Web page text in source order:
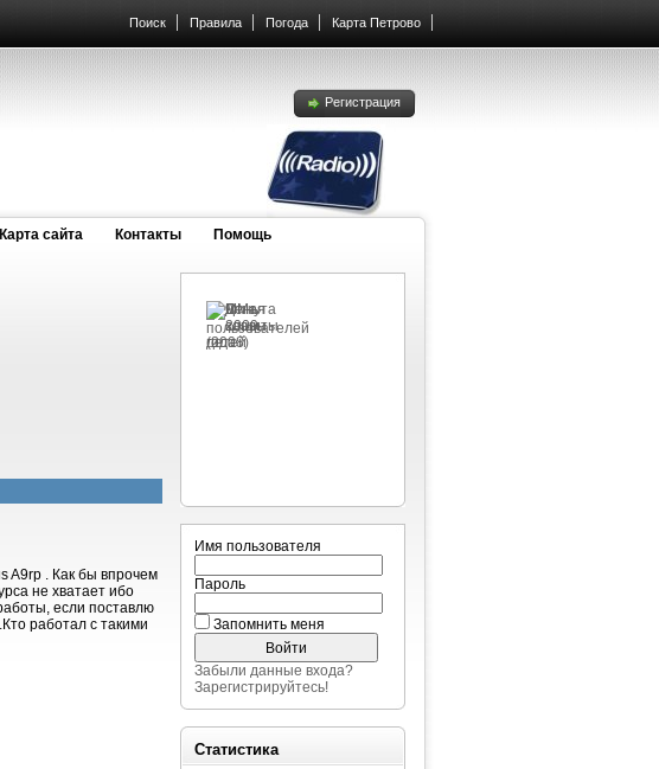
Поиск Правила Погода Карта Петрово
Регистрация
Карта сайта Контакты Помощь
A9rp . Как бы впрочем
не хватает ибо
если поставлю
работал с такими
Имя пользователя
Пароль
Запомнить меня
Забыли данные входа?
Зарегистрируйтесь!
Статистика